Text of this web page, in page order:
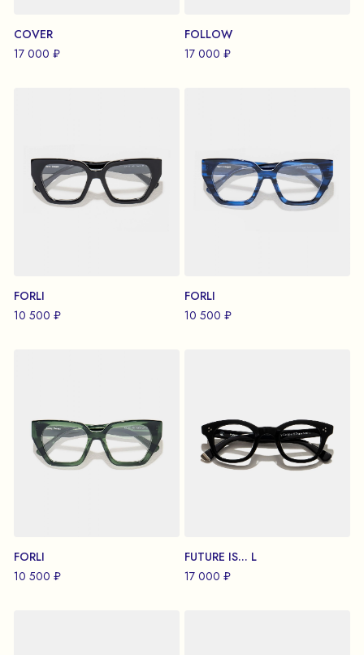
COVER
17 000 ₽
FOLLOW
17 000 ₽
FORLI
10 500 ₽
FORLI
10 500 ₽
FORLI
10 500 ₽
FUTURE IS... L
17 000 ₽